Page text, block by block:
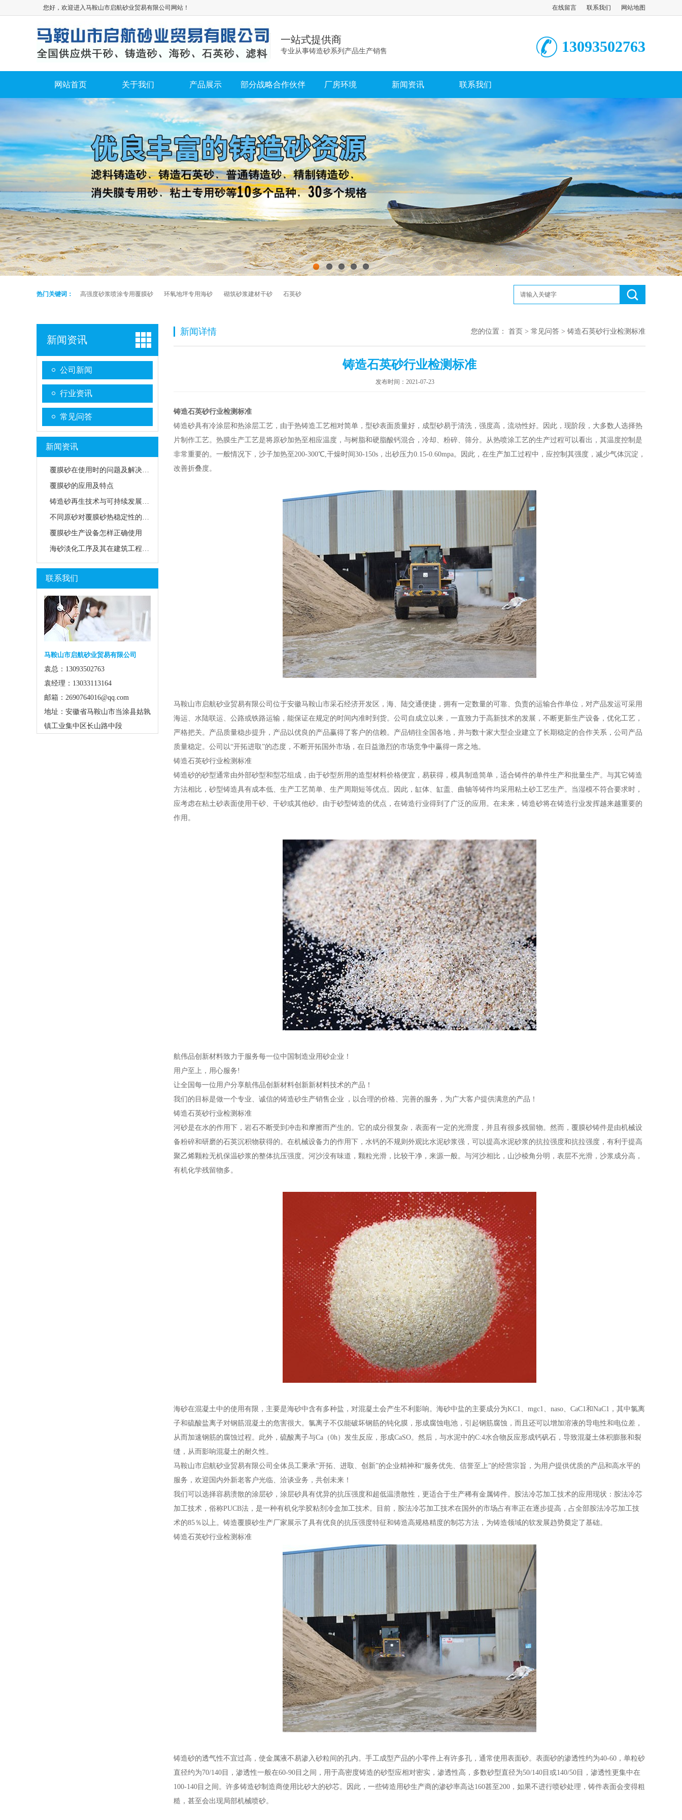
您好，欢迎进入马鞍山市启航砂业贸易有限公司网站！ 在线留言 联系我们 网站地图
一站式提供商
专业从事铸造砂系列产品生产销售 13093502763
网站首页 关于我们 产品展示 部分战略合作伙伴 厂房环境 新闻资讯 联系我们
1 2 3 4 5
热门关键词： 高强度砂浆喷涂专用覆膜砂 环氧地坪专用海砂 砌筑砂浆建材干砂 石英砂
新闻资讯
公司新闻
行业资讯
常见问答
新闻资讯
覆膜砂在使用时的问题及解决方法
覆膜砂的应用及特点
铸造砂再生技术与可持续发展路径
不同原砂对覆膜砂热稳定性的影响
覆膜砂生产设备怎样正确使用
海砂淡化工序及其在建筑工程中的应用前景
联系我们
马鞍山市启航砂业贸易有限公司
袁总：13093502763
袁经理：13033113164
邮箱：2690764016@qq.com
地址：安徽省马鞍山市当涂县姑孰
镇工业集中区长山路中段
新闻详情 您的位置： 首页 > 常见问答 > 铸造石英砂行业检测标准
铸造石英砂行业检测标准
发布时间：2021-07-23
铸造石英砂行业检测标准
铸造砂具有冷涂层和热涂层工艺，由于热铸造工艺相对简单，型砂表面质量好，成型砂易于清洗，强度高，流动性好。因此，现阶段，大多数人选择热
片制作工艺。热膜生产工艺是将原砂加热至相应温度，与树脂和硬脂酸钙混合，冷却、粉碎、筛分。从热喷涂工艺的生产过程可以看出，其温度控制是
非常重要的。一般情况下，沙子加热至200-300℃,干燥时间30-150s，出砂压力0.15-0.60mpa。因此，在生产加工过程中，应控制其强度，减少气体沉淀，
改善折叠度。
马鞍山市启航砂业贸易有限公司位于安徽马鞍山市采石经济开发区，海、陆交通便捷，拥有一定数量的可靠、负责的运输合作单位，对产品发运可采用
海运、水陆联运、公路或铁路运输，能保证在规定的时间内准时到货。公司自成立以来，一直致力于高新技术的发展，不断更新生产设备，优化工艺，
严格把关。产品质量稳步提升，产品以优良的产品赢得了客户的信赖。产品销往全国各地，并与数十家大型企业建立了长期稳定的合作关系，公司产品
质量稳定。公司以“开拓进取”的态度，不断开拓国外市场，在日益激烈的市场竞争中赢得一席之地。
铸造石英砂行业检测标准
铸造砂的砂型通常由外部砂型和型芯组成，由于砂型所用的造型材料价格便宜，易获得，模具制造简单，适合铸件的单件生产和批量生产。与其它铸造
方法相比，砂型铸造具有成本低、生产工艺简单、生产周期短等优点。因此，缸体、缸盖、曲轴等铸件均采用粘土砂工艺生产。当湿模不符合要求时，
应考虑在粘土砂表面使用干砂、干砂或其他砂。由于砂型铸造的优点，在铸造行业得到了广泛的应用。在未来，铸造砂将在铸造行业发挥越来越重要的
作用。
航伟品创新材料致力于服务每一位中国制造业用砂企业！
用户至上，用心服务!
让全国每一位用户分享航伟品创新材料创新新材料技术的产品！
我们的目标是做一个专业、诚信的铸造砂生产销售企业 ，以合理的价格、完善的服务，为广大客户提供满意的产品！
铸造石英砂行业检测标准
河砂是在水的作用下，岩石不断受到冲击和摩擦而产生的。它的成分很复杂，表面有一定的光滑度，并且有很多残留物。然而，覆膜砂铸件是由机械设
备粉碎和研磨的石英沉积物获得的。在机械设备力的作用下，水钙的不规则外观比水泥砂浆强，可以提高水泥砂浆的抗拉强度和抗拉强度，有利于提高
聚乙烯颗粒无机保温砂浆的整体抗压强度。河沙没有味道，颗粒光滑，比较干净，来源一般。与河沙相比，山沙棱角分明，表层不光滑，沙浆成分高，
有机化学残留物多。
海砂在混凝土中的使用有限，主要是海砂中含有多种盐，对混凝土会产生不利影响。海砂中盐的主要成分为KC1、mgc1、naso、CaC1和NaC1，其中氯离
子和硫酸盐离子对钢筋混凝土的危害很大。氯离子不仅能破坏钢筋的钝化膜，形成腐蚀电池，引起钢筋腐蚀，而且还可以增加溶液的导电性和电位差，
从而加速钢筋的腐蚀过程。此外，硫酸离子与Ca（0h）发生反应，形成CaSO。然后，与水泥中的C:4水合物反应形成钙矾石，导致混凝土体积膨胀和裂
缝，从而影响混凝土的耐久性。
马鞍山市启航砂业贸易有限公司全体员工秉承“开拓、进取、创新”的企业精神和“服务优先、信誉至上”的经营宗旨，为用户提供优质的产品和高水平的
服务，欢迎国内外新老客户光临、洽谈业务，共创未来！
我们可以选择容易溃散的涂层砂，涂层砂具有优异的抗压强度和超低温溃散性，更适合于生产稀有金属铸件。胺法冷芯加工技术的应用现状：胺法冷芯
加工技术，俗称PUCB法，是一种有机化学胶粘剂冷盒加工技术。目前，胺法冷芯加工技术在国外的市场占有率正在逐步提高，占全部胺法冷芯加工技
术的85％以上。铸造覆膜砂生产厂家展示了具有优良的抗压强度特征和铸造高规格精度的制芯方法，为铸造领域的软发展趋势奠定了基础。
铸造石英砂行业检测标准
铸造砂的透气性不宜过高，使金属液不易渗入砂粒间的孔内。手工成型产品的小零件上有许多孔，通常使用表面砂。表面砂的渗透性约为40-60，单粒砂
直径约为70/140目，渗透性一般在60-90目之间，用于高密度铸造的砂型应相对密实，渗透性高，多数砂型直径为50/140目或140/50目，渗透性更集中在
100-140目之间。许多铸造砂制造商使用比砂大的砂芯。因此，一些铸造用砂生产商的渗砂率高达160甚至200，如果不进行喷砂处理，铸件表面会变得粗
糙，甚至会出现局部机械喷砂。